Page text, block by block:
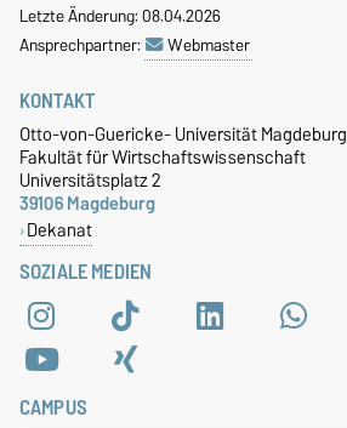
Letzte Änderung: 08.04.2026
Ansprechpartner:
Webmaster
SOZIALE MEDIEN
KONTAKT
Otto-von-Guericke- Universität Magdeburg
Fakultät für Wirtschaftswissenschaft
Universitätsplatz 2
39106 Magdeburg
Dekanat
CAMPUS